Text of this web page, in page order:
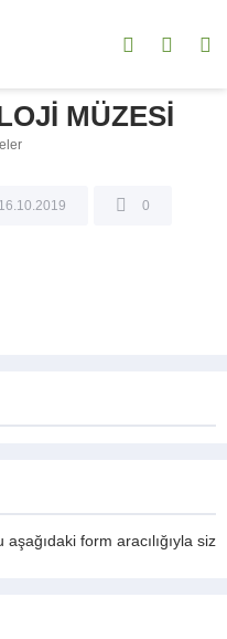
MÜZESİ
16.10.2019 0
form aracılığıyla siz